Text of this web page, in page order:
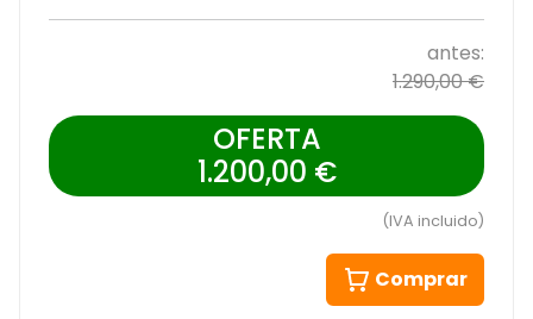
antes:
1.290,00 €
OFERTA
1.200,00 €
(IVA incluido)
Comprar